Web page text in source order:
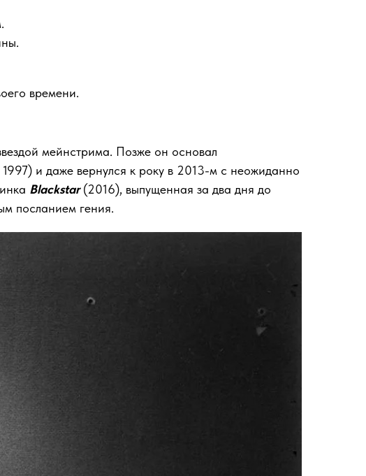
времени.
мейнстрима. Позже он основал
1997) и даже вернулся к року в 2013-м с неожиданно
Blackstar(2016), выпущенная за два дня до
посланием гения.